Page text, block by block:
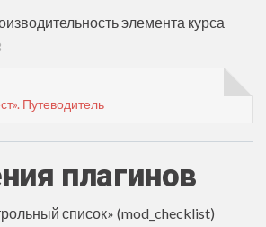
элемента курса
Путеводитель
плагинов
список» (mod_checklist)